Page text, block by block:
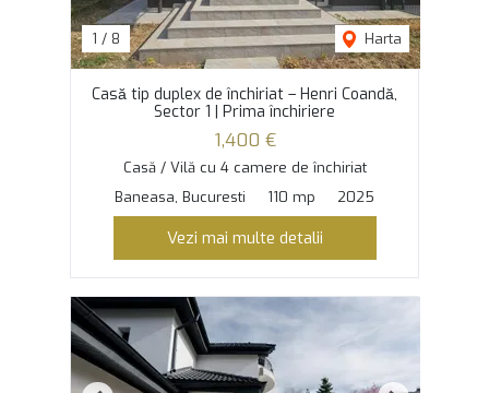
1 / 8 Harta
Casă tip duplex de închiriat – Henri Coandă,
Sector 1 | Prima închiriere
1,400 €
Casă / Vilă cu 4 camere de închiriat
Baneasa, Bucuresti
110 mp 2025
Vezi mai multe detalii